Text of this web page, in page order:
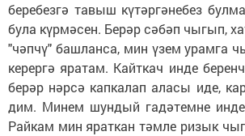
беребезгә тавыш күтәргәнебез
була күрмәсен. Берәр сәбәп чыгып,
"чәпчү" башланса, мин үзем урамга
керергә яратам. Кайткач инде
берәр нәрсә капкалап аласы иде,
дим. Минем шундый гадәтемне инде
Райкам мин яраткан тәмле ризык